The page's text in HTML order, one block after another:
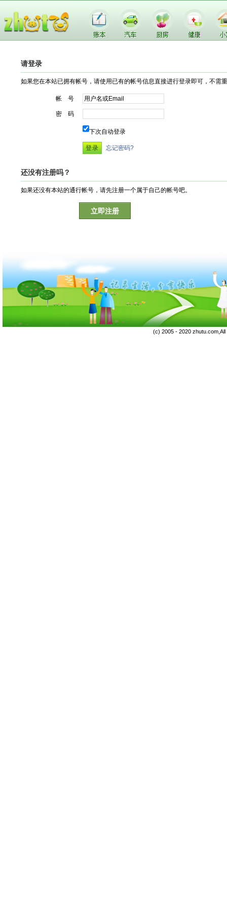
请登录
如果您在本站已拥有帐号，请使用已有的帐号信息直接进行登录即可，不需
帐 号
密 码
下次自动登录
忘记密码?
还没有注册吗？
如果还没有本站的通行帐号，请先注册一个属于自己的帐号吧。
立即注册
(c) 2005 - 2020